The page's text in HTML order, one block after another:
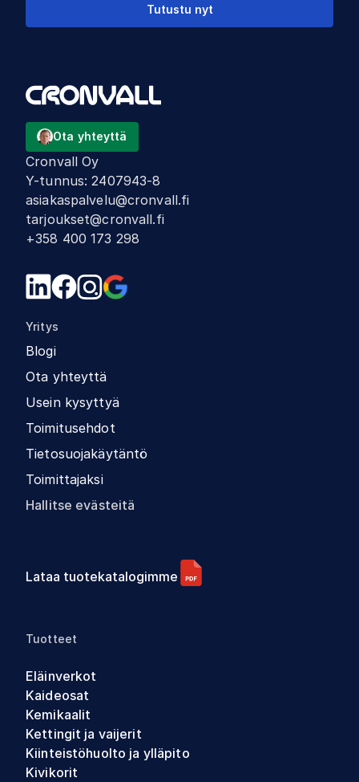
Tutustu nyt
Ota yhteyttä
Cronvall Oy
Y-tunnus:2407943-8
asiakaspalvelu@cronvall.fi
tarjoukset@cronvall.fi
+358 400 173 298
Yritys
Blogi
Ota yhteyttä
Usein kysyttyä
Toimitusehdot
Tietosuojakäytäntö
Toimittajaksi
Hallitse evästeitä
Lataa tuotekatalogimme
Tuotteet
Eläinverkot
Kaideosat
Kemikaalit
Kettingit ja vaijerit
Kiinteistöhuolto ja ylläpito
Kivikorit